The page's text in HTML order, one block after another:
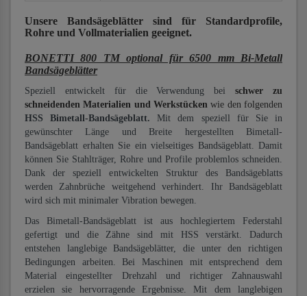
Unsere Bandsägeblätter sind für Standardprofile,
Rohre und Vollmaterialien geeignet.
BONETTI 800 TM optional für 6500 mm Bi-Metall
Bandsägeblätter
Speziell entwickelt für die Verwendung beischwer zu
schneidenden Materialien und Werkstücken wie den folgenden
HSS Bimetall-Bandsägeblatt. Mit dem speziell für Sie in
gewünschter Länge und Breite hergestellten Bimetall-
Bandsägeblatt erhalten Sie ein vielseitiges Bandsägeblatt. Damit
können Sie Stahlträger, Rohre und Profile problemlos schneiden.
Dank der speziell entwickelten Struktur des Bandsägeblatts
werden Zahnbrüche weitgehend verhindert. Ihr Bandsägeblatt
wird sich mit minimaler Vibration bewegen.
Das Bimetall-Bandsägeblatt ist aus hochlegiertem Federstahl
gefertigt und die Zähne sind mit HSS verstärkt. Dadurch
entstehen langlebige Bandsägeblätter, die unter den richtigen
Bedingungen arbeiten. Bei Maschinen mit entsprechend dem
Material eingestellter Drehzahl und richtiger Zahnauswahl
erzielen sie hervorragende Ergebnisse. Mit dem langlebigen